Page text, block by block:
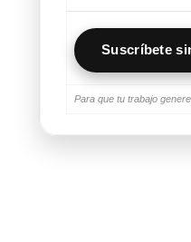
Suscríbete
Para que tu trabajo